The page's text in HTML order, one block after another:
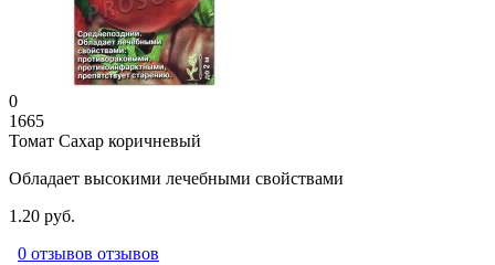
0
1665
Томат Сахар коричневый
Обладает высокими лечебными свойствами
1.20 руб.
0 отзывов отзывов